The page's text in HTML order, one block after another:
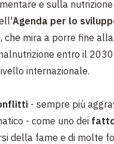
e sulla
Agenda per lo
, che mira a porre fine
entro il
internazionale.
- sempre più
- come uno dei
della fame e di molte